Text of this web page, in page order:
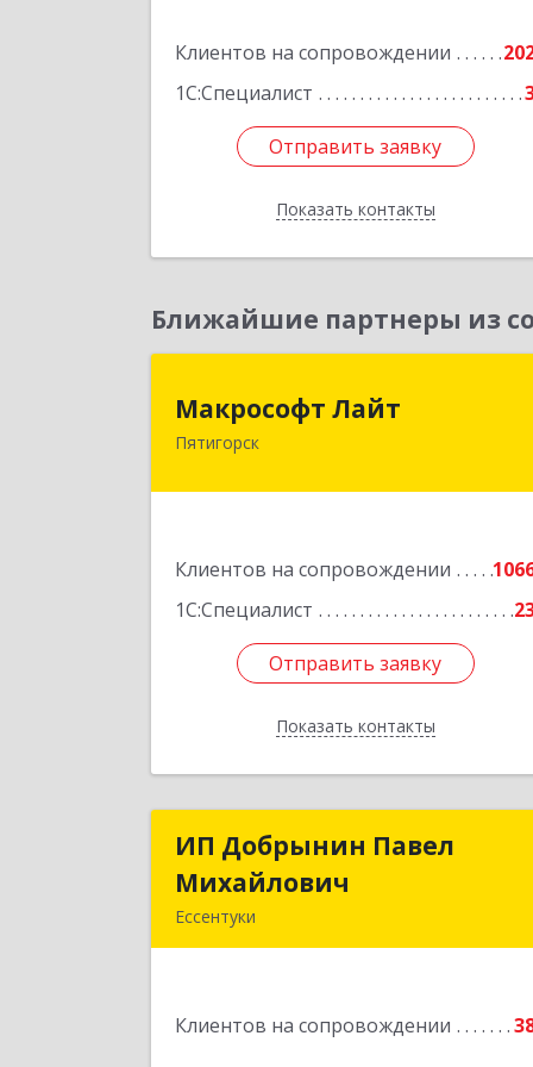
Клиентов на сопровождении
1С:Специалист
Отправить заявку
Показать контакты
Отправить заявку
Назад
Ближайшие партнеры из
Макрософт Лайт
Пятигорск
Клиентов на сопровождении
1С:Специалист
Отправить заявку
Показать контакты
Макрософт Лайт
357501, Ставропольский край,
Отправить заявку
Назад
ИП Добрынин Павел
Михайлович
Ессентуки
Клиентов на сопровождении
ИП Добрынин Павел